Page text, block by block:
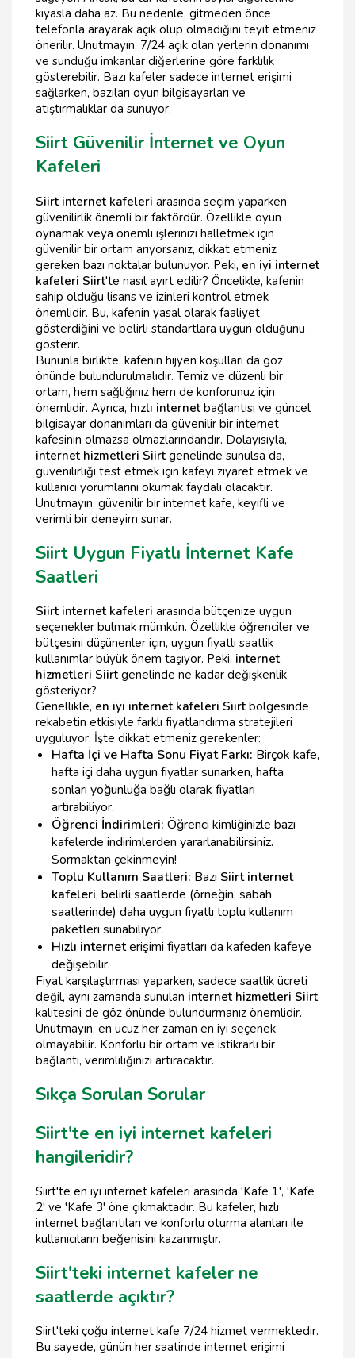
kıyasla daha az. Bu nedenle, gitmeden önce
telefonla arayarak açık olup olmadığını teyit etmeniz
önerilir. Unutmayın, 7/24 açık olan yerlerin donanımı
ve sunduğu imkanlar diğerlerine göre farklılık
gösterebilir. Bazı kafeler sadece internet erişimi
sağlarken, bazıları oyun bilgisayarları ve
atıştırmalıklar da sunuyor.
Siirt Güvenilir İnternet ve Oyun
Kafeleri
Siirt internet kafeleri arasında seçim yaparken
güvenilirlik önemli bir faktördür. Özellikle oyun
oynamak veya önemli işlerinizi halletmek için
güvenilir bir ortam arıyorsanız, dikkat etmeniz
gereken bazı noktalar bulunuyor. Peki, en iyi internet
kafeleri Siirt'te nasıl ayırt edilir? Öncelikle, kafenin
sahip olduğu lisans ve izinleri kontrol etmek
önemlidir. Bu, kafenin yasal olarak faaliyet
gösterdiğini ve belirli standartlara uygun olduğunu
gösterir.
Bununla birlikte, kafenin hijyen koşulları da göz
önünde bulundurulmalıdır. Temiz ve düzenli bir
ortam, hem sağlığınız hem de konforunuz için
önemlidir. Ayrıca, hızlı internet bağlantısı ve güncel
bilgisayar donanımları da güvenilir bir internet
kafesinin olmazsa olmazlarındandır. Dolayısıyla,
internet hizmetleri Siirt genelinde sunulsa da,
güvenilirliği test etmek için kafeyi ziyaret etmek ve
kullanıcı yorumlarını okumak faydalı olacaktır.
Unutmayın, güvenilir bir internet kafe, keyifli ve
verimli bir deneyim sunar.
Siirt Uygun Fiyatlı İnternet Kafe
Saatleri
Siirt internet kafeleri arasında bütçenize uygun
seçenekler bulmak mümkün. Özellikle öğrenciler ve
bütçesini düşünenler için, uygun fiyatlı saatlik
kullanımlar büyük önem taşıyor. Peki, internet
hizmetleri Siirt genelinde ne kadar değişkenlik
gösteriyor?
Genellikle, en iyi internet kafeleri Siirt bölgesinde
rekabetin etkisiyle farklı fiyatlandırma stratejileri
uyguluyor. İşte dikkat etmeniz gerekenler:
Hafta İçi ve Hafta Sonu Fiyat Farkı: Birçok kafe,
hafta içi daha uygun fiyatlar sunarken, hafta
sonları yoğunluğa bağlı olarak fiyatları
artırabiliyor.
Öğrenci İndirimleri: Öğrenci kimliğinizle bazı
kafelerde indirimlerden yararlanabilirsiniz.
Sormaktan çekinmeyin!
Toplu Kullanım Saatleri: Bazı Siirt internet
kafeleri, belirli saatlerde (örneğin, sabah
saatlerinde) daha uygun fiyatlı toplu kullanım
paketleri sunabiliyor.
Hızlı interneterişimi fiyatları da kafeden kafeye
değişebilir.
Fiyat karşılaştırması yaparken, sadece saatlik ücreti
değil, aynı zamanda sunulan internet hizmetleri Siirt
kalitesini de göz önünde bulundurmanız önemlidir.
Unutmayın, en ucuz her zaman en iyi seçenek
olmayabilir. Konforlu bir ortam ve istikrarlı bir
bağlantı, verimliliğinizi artıracaktır.
Sıkça Sorulan Sorular
Siirt'te en iyi internet kafeleri
hangileridir?
Siirt'te en iyi internet kafeleri arasında 'Kafe 1', 'Kafe
2' ve 'Kafe 3' öne çıkmaktadır. Bu kafeler, hızlı
internet bağlantıları ve konforlu oturma alanları ile
kullanıcıların beğenisini kazanmıştır.
Siirt'teki internet kafeler ne
saatlerde açıktır?
Siirt'teki çoğu internet kafe 7/24 hizmet vermektedir.
Bu sayede, günün her saatinde internet erişimi